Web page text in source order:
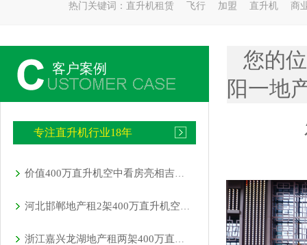
热门关键词： 直升机租赁 飞行 加盟 直升机 商
客户案例
专注直升机行业18年
价值400万直升机空中看房亮相吉林通化一楼盘
河北邯郸地产租2架400万直升机空中看房
浙江嘉兴龙湖地产租两架400万直升机空中看房
您的
阳一地